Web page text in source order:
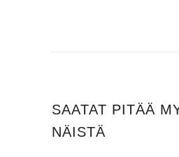
SAATAT PITÄÄ
NÄISTÄ